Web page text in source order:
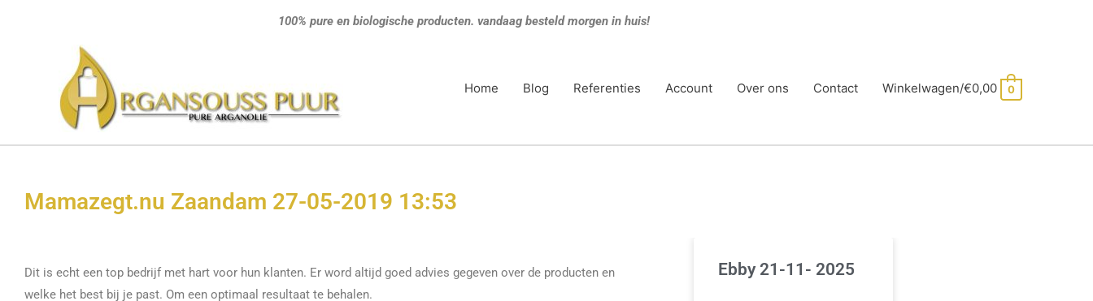
100% pure en biologische producten. vandaag besteld morgen in huis!
Home Blog Referenties Account Over ons Contact Winkelwagen/€0,00 0
Mamazegt.nu Zaandam 27-05-2019 13:53
Dit is echt een top bedrijf met hart voor hun klanten. Er word altijd goed advies gegeven over de producten en
welke het best bij je past. Om een optimaal resultaat te behalen.
Ebby 21-11- 2025